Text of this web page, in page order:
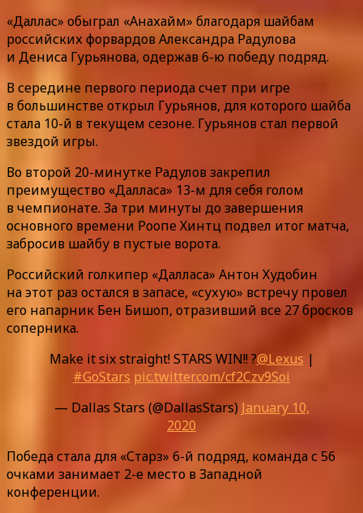
«Даллас» обыграл «Анахайм» благодаря шайбам
российских форвардов Александра Радулова
и Дениса Гурьянова, одержав 6-ю победу подряд.
В середине первого периода счет при игре
в большинстве открыл Гурьянов, для которого шайба
стала 10-й в текущем сезоне. Гурьянов стал первой
звездой игры.
Во второй 20-минутке Радулов закрепил
преимущество «Далласа» 13-м для себя голом
в чемпионате. За три минуты до завершения
основного времени Роопе Хинтц подвел итог матча,
забросив шайбу в пустые ворота.
Российский голкипер «Далласа» Антон Худобин
на этот раз остался в запасе, «сухую» встречу провел
его напарник Бен Бишоп, отразивший все 27 бросков
соперника.
Make it six straight! STARS WIN!! ?@Lexus |
#GoStars pic.twitter.com/cf2Czv9Soi
— Dallas Stars (@DallasStars) January 10,
2020
Победа стала для «Старз» 6-й подряд, команда с 56
очками занимает 2-е место в Западной
конференции.